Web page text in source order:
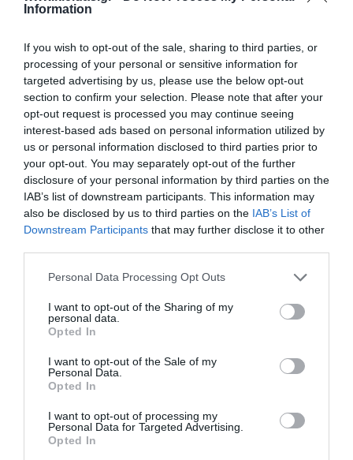
Information
If you wish to opt-out of the sale, sharing to third parties, or
processing of your personal or sensitive information for
targeted advertising by us, please use the below opt-out
section to confirm your selection. Please note that after your
opt-out request is processed you may continue seeing
interest-based ads based on personal information utilized by
us or personal information disclosed to third parties prior to
your opt-out. You may separately opt-out of the further
disclosure of your personal information by third parties on the
IAB’s list of downstream participants. This information may
also be disclosed by us to third parties on the IAB’s List of
Downstream Participants that may further disclose it to other
Personal Data Processing Opt Outs
I want to opt-out of the Sharing of my
personal data.
Opted In
I want to opt-out of the Sale of my
Personal Data.
Opted In
I want to opt-out of processing my
Personal Data for Targeted Advertising.
Opted In
Καινοτομία και Φροντίδα για το Παιδί από το 1975
προϊόντα που συνοδεύουν την επιτυχημένη ανάπτυξη
των παιδιών ηλικίας
0 έως 12 ετών
. Η εταιρεία
αφουγκράζεται τις διαφορετικές ανάγκες κάθε
παιδιού και στοχεύει στην αφύπνιση των
δυνατοτήτων τους, με απόλυτο γνώμονα την ευημερία
τους.
Πρόκειται για έναν οργανισμό που εμπιστεύονται
γονείς και εκπαιδευτικοί για τα καινοτόμα προϊόντα
και την αξιοπιστία των υπηρεσιών του. Με το
σκεπτικό ότι"Το σήμερα διαμορφώνει το αύριο"
Wesco εξελίσσεται συνεχώς, μειώνοντας το
περιβαλλοντικό της αποτύπωμα και προετοιμάζοντας
τα παιδιά για τις μελλοντικές προκλήσεις. Μέσα από
τη δράση της, η εταιρεία επενδύει σε ένα μέλλον
με το περιβάλλον.